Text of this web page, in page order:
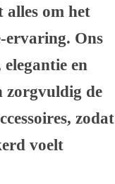
om het
ervaring. Ons
en
zorgvuldig de
zodat
voelt